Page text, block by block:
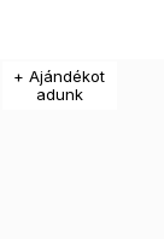
+ Ajándékot
adunk